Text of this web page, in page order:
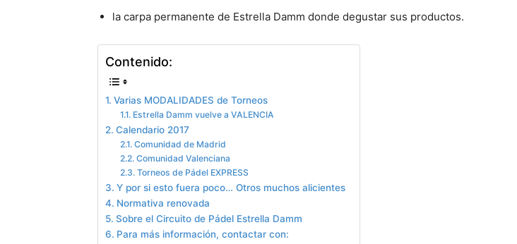
la carpa permanente de Estrella Damm donde degustar sus productos.
Contenido:
Varias MODALIDADES de Torneos
Estrella Damm vuelve a VALENCIA
Calendario 2017
Comunidad de Madrid
Comunidad Valenciana
Torneos de Pádel EXPRESS
Y por si esto fuera poco… Otros muchos alicientes
Normativa renovada
Sobre el Circuito de Pádel Estrella Damm
Para más información, contactar con: